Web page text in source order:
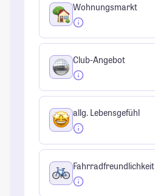
Wohnungsmarkt
Club-Angebot
allg. Lebensgefühl
Fahrradfreundlichkeit